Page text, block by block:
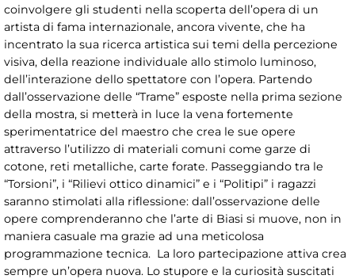
coinvolgere gli studenti nella scoperta dell’opera di un
artista di fama internazionale, ancora vivente, che ha
incentrato la sua ricerca artistica sui temi della percezione
visiva, della reazione individuale allo stimolo luminoso,
dell’interazione dello spettatore con l’opera. Partendo
dall’osservazione delle “Trame” esposte nella prima sezione
della mostra, si metterà in luce la vena fortemente
sperimentatrice del maestro che crea le sue opere
attraverso l’utilizzo di materiali comuni come garze di
cotone, reti metalliche, carte forate. Passeggiando tra le
“Torsioni”, i “Rilievi ottico dinamici” e i “Politipi” i ragazzi
saranno stimolati alla riflessione: dall’osservazione delle
opere comprenderanno che l’arte di Biasi si muove, non in
maniera casuale ma grazie ad una meticolosa
programmazione tecnica. La loro partecipazione attiva crea
sempre un’opera nuova. Lo stupore e la curiosità suscitati